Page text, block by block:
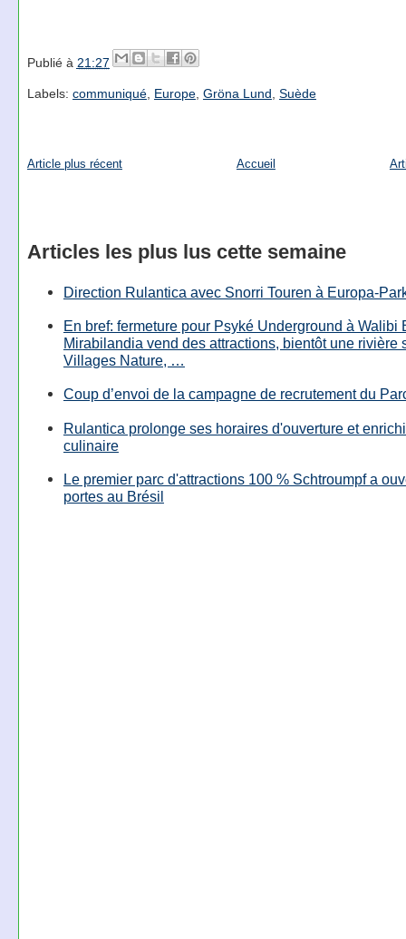
Publié à 21:27
Labels: communiqué, Europe, Gröna Lund, Suède
Article plus récent Accueil
Articles les plus lus cette semaine
Direction Rulantica avec Snorri Touren à Europa-
En bref: fermeture pour Psyké Underground à Walibi
Mirabilandia vend des attractions, bientôt une rivière
Villages Nature, …
Coup d’envoi de la campagne de recrutement du
Rulantica prolonge ses horaires d'ouverture et
culinaire
Le premier parc d'attractions 100 % Schtroumpf a
portes au Brésil